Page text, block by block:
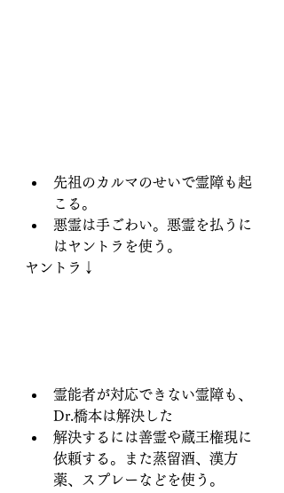
先祖のカルマのせいで霊障も起
こる。
悪霊は手ごわい。悪霊を払うに
はヤントラを使う。
ヤントラ↓
霊能者が対応できない霊障も、
Dr.橋本は解決した
解決するには善霊や蔵王権現に
依頼する。また蒸留酒、漢方
薬、スプレーなどを使う。